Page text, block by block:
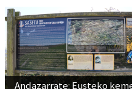
Andazarrate: Eusteko